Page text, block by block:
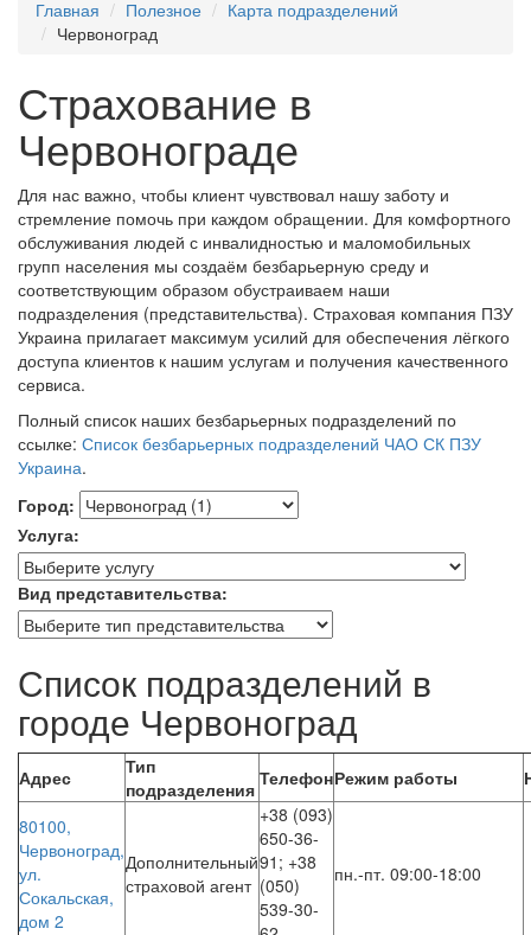
Главная
Полезное
Карта подразделений
Червоноград
Страхование в
Червонограде
Для нас важно, чтобы клиент чувствовал нашу заботу и
стремление помочь при каждом обращении. Для комфортного
обслуживания людей с инвалидностью и маломобильных
групп населения мы создаём безбарьерную среду и
соответствующим образом обустраиваем наши
подразделения (представительства). Страховая компания ПЗУ
Украина прилагает максимум усилий для обеспечения лёгкого
доступа клиентов к нашим услугам и получения качественного
сервиса.
Полный список наших безбарьерных подразделений по
ссылке: Список безбарьерных подразделений ЧАО СК ПЗУ
Украина.
Город:
Услуга:
Вид представительства:
уваги
користувачів
програм
зчитування
з
екрана:
інтерактивна
карта
підрозділів
має
обмежену
Список подразделений в
городе Червоноград
Адрес
Тип
подразделения ТелефонРежим работы
80100,
Червоноград,
ул.
Сокальская,
дом 2
Дополнительный
страховой агент
+38 (093)
650-36-
91; +38
(050)
539-30-
пн.-пт. 09:00-18:00